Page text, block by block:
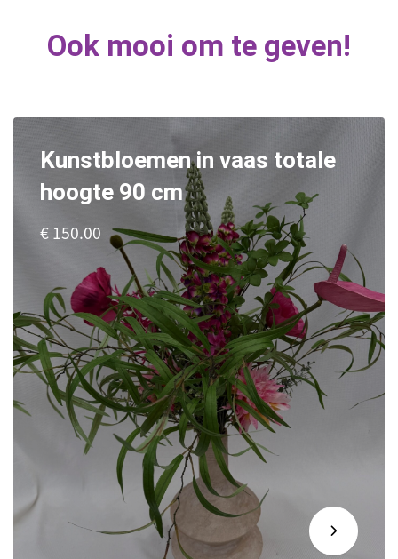
Ook mooi om te geven!
Kunstbloemen in vaas totale
hoogte 90 cm
€ 150.00